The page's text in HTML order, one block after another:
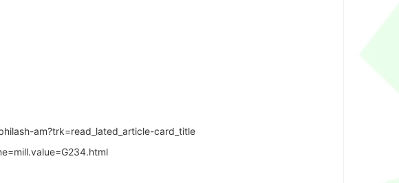
am?trk=read_lated_article-card_title